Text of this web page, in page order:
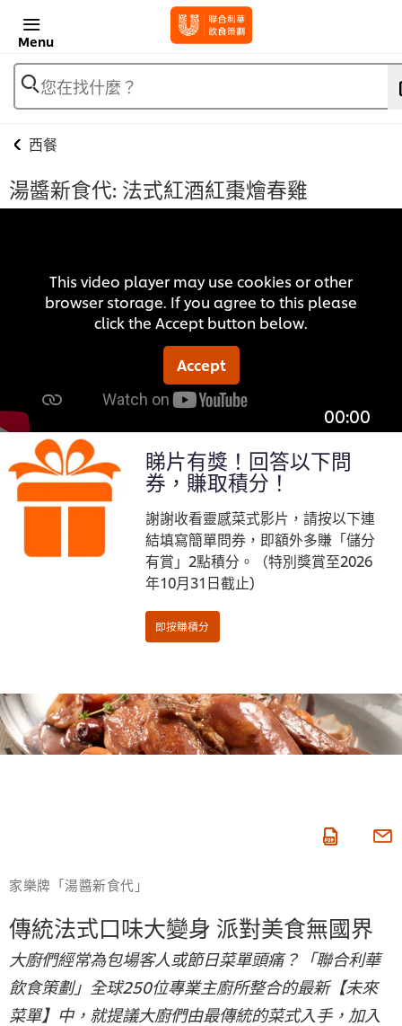
Menu
您在找什麼？
西餐
湯醬新食代: 法式紅酒紅棗燴春雞
This video player may use cookies or other
browser storage. If you agree to this please
click the Accept button below.
Accept
00:00
睇片有獎！回答以下問
券，賺取積分！
謝謝收看靈感菜式影片，請按以下連
結填寫簡單問券，即額外多賺「儲分
有賞」2點積分。（特別獎賞至2026
年10月31日截止)
家樂牌「湯醬新食代」
傳統法式口味大變身 派對美食無國界
大廚們經常為包場客人或節日菜單頭痛？「聯合利華
飲食策劃」全球250位專業主廚所整合的最新【未來
菜單】中，就提議大廚們由最傳統的菜式入手，加入